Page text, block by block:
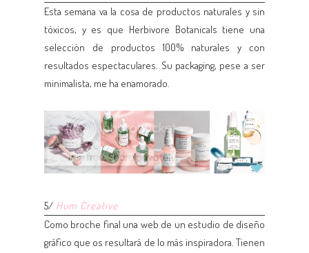
Esta semana va la cosa de productos naturales y sin
tóxicos, y es que Herbivore Botanicals tiene una
selección de productos 100% naturales y con
resultados espectaculares. Su packaging, pese a ser
minimalista, me ha enamorado.
5/ Hum Creative
Como broche final una web de un estudio de diseño
gráfico que os resultará de lo más inspiradora. Tienen